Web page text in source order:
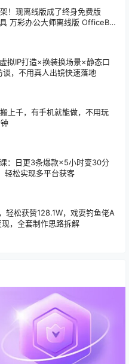
！现离线版成了终身免费版
万彩办公大师离线版 OfficeBo
拟IP打造×换装换场景×静态口
，不用真人出镜快速落地
上千，有手机就能做，不用玩
：日更3条爆款×5小时变30分
轻松实现多平台获客
轻松获赞128.1W，戏耍钓鱼佬A
，全套制作思路拆解